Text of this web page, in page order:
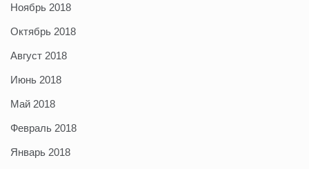
Ноябрь 2018
Октябрь 2018
Август 2018
Июнь 2018
Май 2018
Февраль 2018
Январь 2018